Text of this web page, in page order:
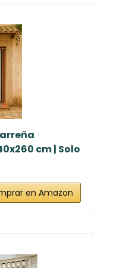
cm | Solo
en Amazon